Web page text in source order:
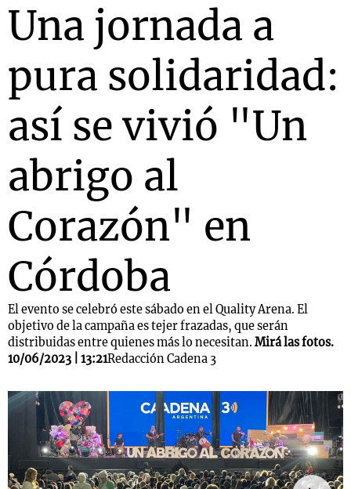
Una jornada a
pura solidaridad:
así se vivió "Un
abrigo al
Corazón" en
Córdoba
El evento se celebró este sábado en el Quality Arena. El
objetivo de la campaña es tejer frazadas, que serán
distribuidas entre quienes más lo necesitan. Mirá las fotos.
10/06/2023 | 13:21Redacción Cadena 3